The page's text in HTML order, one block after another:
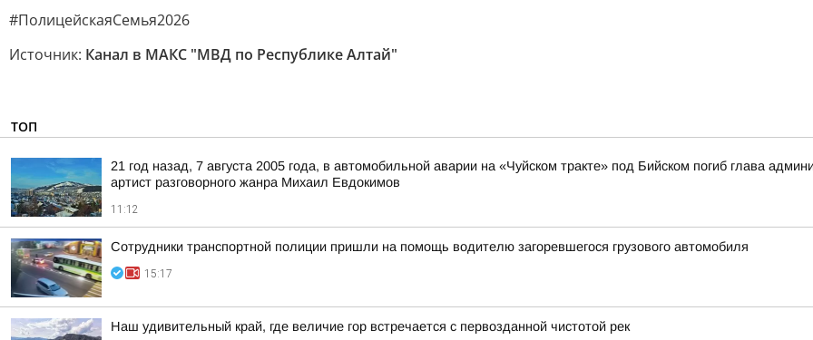
#ПолицейскаяСемья2026
Источник: Канал в МАКС "МВД по Республике Алтай"
ТОП
21 год назад, 7 августа 2005 года, в автомобильной аварии на «Чуйском тракте» под Бийском погиб глава
артист разговорного жанра Михаил Евдокимов
11:12
Сотрудники транспортной полиции пришли на помощь водителю загоревшегося грузового автомобиля
15:17
Наш удивительный край, где величие гор встречается с первозданной чистотой рек